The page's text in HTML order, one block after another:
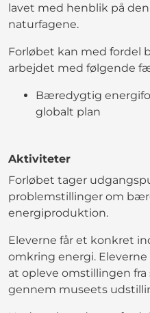
lavet med henblik på
naturfagene.
Forløbet kan med fordel
arbejdet med følgende
Bæredygtig
globalt plan
Aktiviteter
Forløbet tager
problemstillinger om
energiproduktion.
Eleverne får et konkret
omkring energi.
at opleve omstillingen
gennem museets